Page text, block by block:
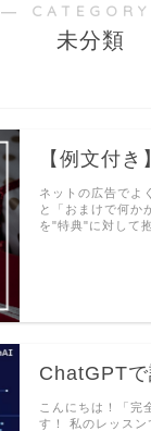
―
未分類
【例文付
ネットの広告でよ
と「おまけで何か
を"特典"に対して
ChatGPTで
こんにちは！「完
す！ 私のレッス